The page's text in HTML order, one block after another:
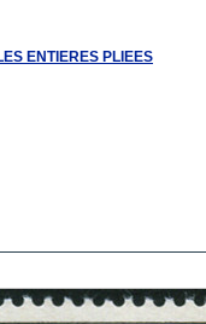
ENTIERES PLIEES